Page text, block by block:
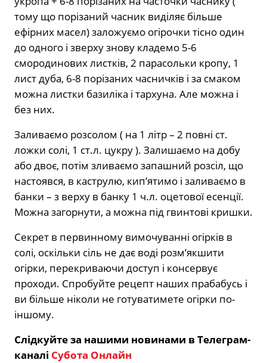
тому що порізаний часник виділяє більше
ефірних масел) заложуємо огірочки тісно один
до одного і зверху знову кладемо 5-6
смородинових листків, 2 парасольки кропу, 1
лист дуба, 6-8 порізаних часничків і за смаком
можна листки базиліка і тархуна. Але можна і
без них.
Заливаємо розсолом ( на 1 літр – 2 повні ст.
ложки солі, 1 ст.л. цукру ). Залишаємо на добу
або двоє, потім зливаємо запашний розсіл, що
настоявся, в каструлю, кип’ятимо і заливаємо в
банки – з верху в банку 1 ч.л. оцетової есенції.
Можна загорнути, а можна під гвинтові кришки.
Секрет в первинному вимочуванні огірків в
солі, оскільки сіль не дає воді розм’якшити
огірки, перекриваючи доступ і консервує
проходи. Спробуйте рецепт наших прабабусь і
ви більше ніколи не готуватимете огірки по-
іншому.
Слідкуйте за нашими новинами в Телеграм-
каналі Субота Онлайн